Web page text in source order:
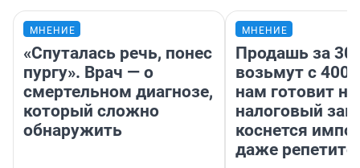
МНЕНИЕ
«Спуталась речь, понес
пургу». Врач — о
смертельном диагнозе,
который сложно
обнаружить
МНЕНИЕ
Продашь за
возьмут с
нам готовит
налоговый
коснется
даже